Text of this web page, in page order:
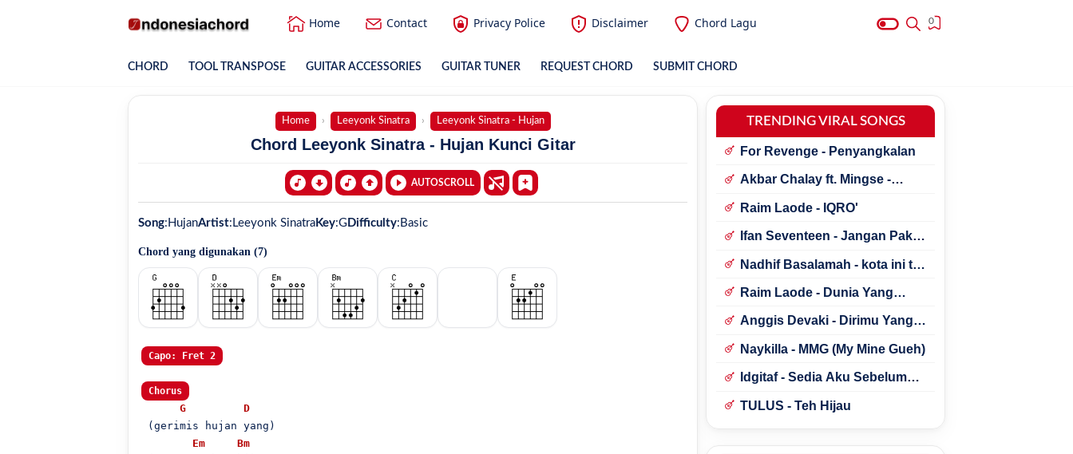
Home Contact Privacy Police Disclaimer Chord Lagu 0
CHORD TOOL TRANSPOSE GUITAR ACCESSORIES GUITAR TUNER REQUEST CHORD SUBMIT CHORD
Home Leeyonk Sinatra Leeyonk Sinatra - Hujan
Chord Leeyonk Sinatra - Hujan Kunci Gitar
AUTOSCROLL
Song: HujanArtist: Leeyonk Sinatra Key:G Difficulty: Basic
Chord yang digunakan (7)
Capo: Fret 2
Chorus
G
D
(gerimis hujan yang)
Em
Bm
TRENDING VIRAL SONGS
For Revenge - Penyangkalan
Akbar Chalay ft. Mingse -
Raim Laode - IQRO'
Ifan Seventeen - Jangan Paksa
Nadhif Basalamah - kota ini tak
Raim Laode - Dunia Yang
Anggis Devaki - Dirimu Yang
Naykilla - MMG (My Mine Gueh)
Idgitaf - Sedia Aku Sebelum
TULUS - Teh Hijau